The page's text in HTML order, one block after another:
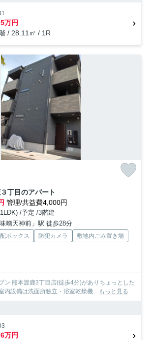
万円
/ 28.11㎡ / 1R
丁目のアパート
管理/共益費4,000円
/予定 /3階建
噌天神前」駅 徒歩28分
ボックス 防犯カメラ
敷地内ごみ置き場
ン 熊本渡鹿3丁目店(徒歩4分)がありちょっとした
内設備は洗面所独立・浴室乾燥機... もっと見る
万円